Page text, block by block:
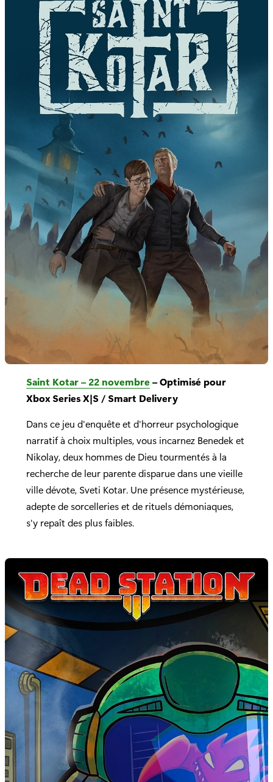
Saint Kotar – 22 novembre– Optimisé pour
Xbox Series X|S / Smart Delivery
Dans ce jeu d'enquête et d'horreur psychologique
narratif à choix multiples, vous incarnez Benedek et
Nikolay, deux hommes de Dieu tourmentés à la
recherche de leur parente disparue dans une vieille
ville dévote, Sveti Kotar. Une présence mystérieuse,
adepte de sorcelleries et de rituels démoniaques,
s'y repaît des plus faibles.